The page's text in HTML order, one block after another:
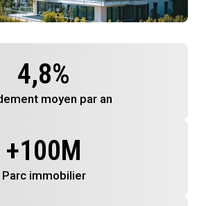
4,8%
moyen par an
+100M
Parc immobilier